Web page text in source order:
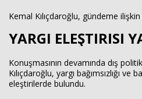
Kemal Kılıçdaroğlu, gündeme
YARGI ELEŞTİRİSİ
Konuşmasının devamında dış
Kılıçdaroğlu, yargı bağımsızlığı
eleştirilerde bulundu.